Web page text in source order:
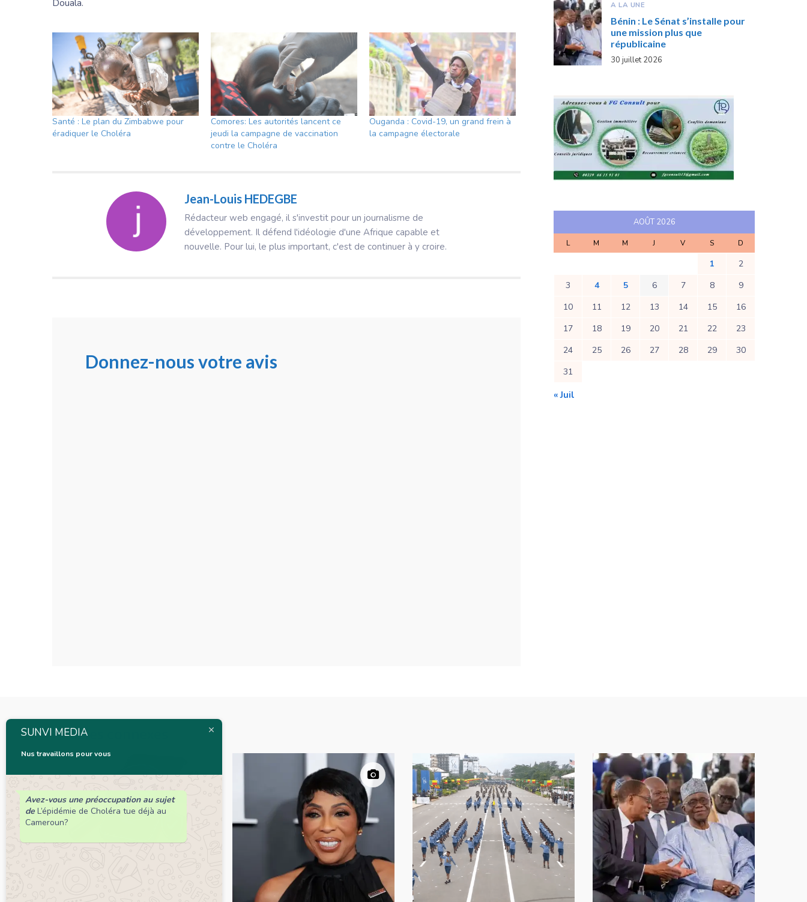
Douala.
Santé : Le plan du Zimbabwe pour
éradiquer le Choléra
Comores: Les autorités lancent ce
jeudi la campagne de vaccination
contre le Choléra
Ouganda : Covid-19, un grand frein à
la campagne électorale
Jean-Louis HEDEGBE
Rédacteur web engagé, il s'investit pour un journalisme de
développement. Il défend l'idéologie d'une Afrique capable et
nouvelle. Pour lui, le plus important, c'est de continuer à y croire.
Donnez-nous votre avis
A LA UNE
Bénin : Le Sénat s’installe pour
une mission plus que
républicaine
30 juillet 2026
AOÛT 2026
L M M J V S D
1
2
3
4 5 6 7 8
9
10
11 12 13 14 15
16
17
18 19 20 21 22
23
24
25 26 27 28 29
30
31
« Juil
Articles connexes
SUNVI MEDIA
Nus travaillons pour vous
Avez-vous une préoccupation au sujet
de L’épidémie de Choléra tue déjà au
Cameroun?